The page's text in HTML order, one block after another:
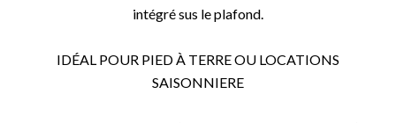
intégré sus le plafond.
IDÉAL POUR PIED À TERRE OU LOCATIONS
SAISONNIERE